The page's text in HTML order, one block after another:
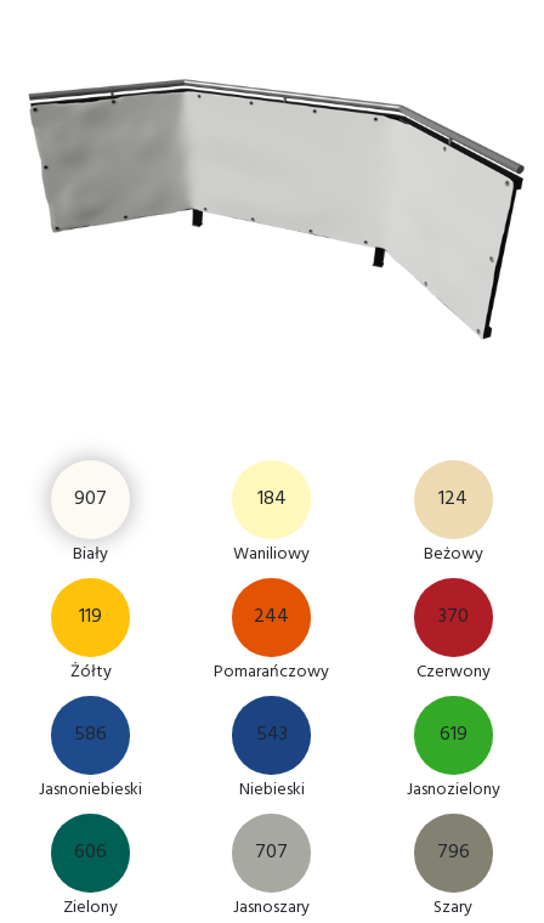
907
Biały
184
Waniliowy
124
Beżowy
119
Żółty
244
Pomarańczowy
370
Czerwony
586
Jasnoniebieski
543
Niebieski
619
Jasnozielony
606
Zielony
707
Jasnoszary
796
Szary